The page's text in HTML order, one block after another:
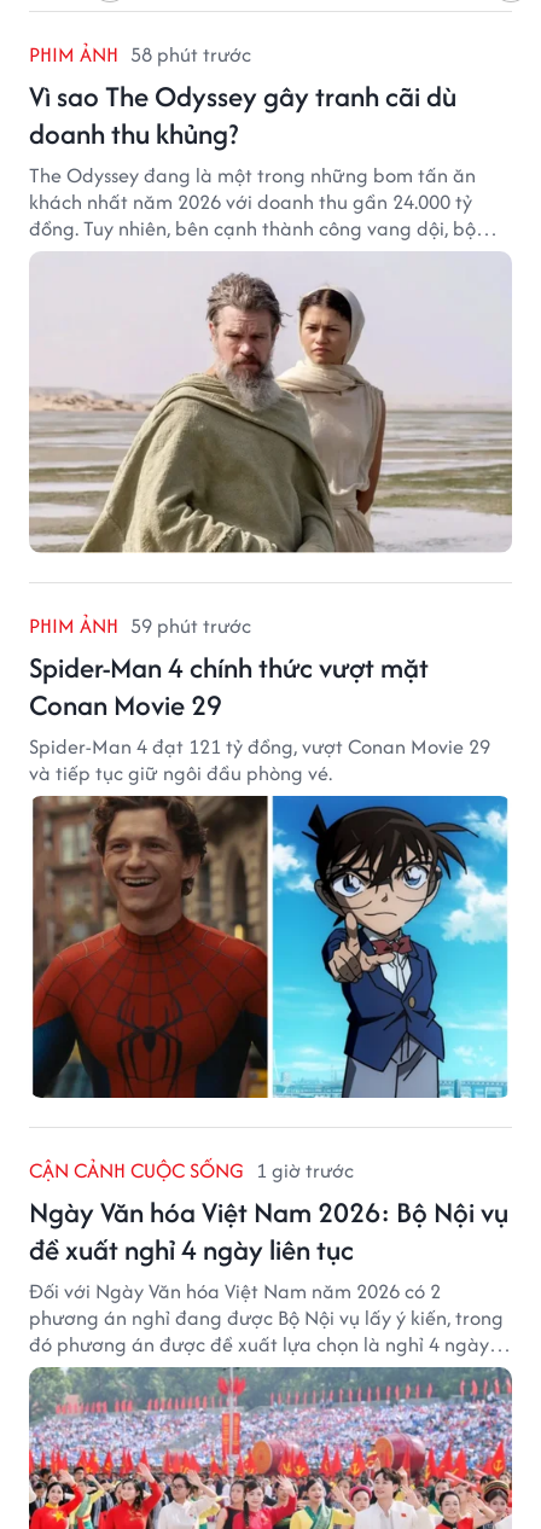
PHIM ẢNH 58 phút trước
Vì sao The Odyssey gây tranh cãi dù
doanh thu khủng?
The Odyssey đang là một trong những bom tấn ăn
khách nhất năm 2026 với doanh thu gần 24.000 tỷ
đồng. Tuy nhiên, bên cạnh thành công vang dội, bộ
phim của Christopher Nolan cũng vấp phải không ít
tranh cãi từ khán giả.
PHIM ẢNH 59 phút trước
Spider-Man 4 chính thức vượt mặt
Conan Movie 29
Spider-Man 4 đạt 121 tỷ đồng, vượt Conan Movie 29
và tiếp tục giữ ngôi đầu phòng vé.
CẬN CẢNH CUỘC SỐNG 1 giờ trước
Ngày Văn hóa Việt Nam 2026: Bộ Nội vụ
đề xuất nghỉ 4 ngày liên tục
Đối với Ngày Văn hóa Việt Nam năm 2026 có 2
phương án nghỉ đang được Bộ Nội vụ lấy ý kiến, trong
đó phương án được đề xuất lựa chọn là nghỉ 4 ngày
liên tục từ 21/11 đến 24/11, đồng thời hoán đổi 1 ngày
làm việc sang thứ Bảy (28/11).